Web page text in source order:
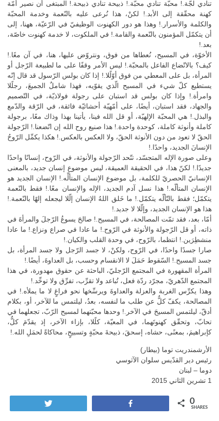
تنادي لجّة.! محبّة تنادي محبّة.! ذبيحة تنادي ذبيحة.! المبتغى أن نصير أمّة
كهنة محقّقة إلى الأبد.! لكنْ، هذا نُرعى عليه بالنّعمة وخدمة المحبّة
والكلمة والأسرار.! وهذا هو دور الكهنوت الوظيفيّ في الرّعيّة، ههنا، إلى
أن يتكمّل المؤمنون بالنّعمة والقامة.! في الملكوت، لا خدمة كهنوت خاصّة،
بعد.!
الأخوّة، في المسيح، نُعطاها من فوق، ونتروّض عليها، هنا، في آن معًا.!
كيف؟ بالاتّضاع الفاعل بالمحبّة.! ليس الأمر وقفًا على ما لطبيعة الرّجل أو
المرأة، بل على المعطي من فوق أوّلًلا.! إذا كان بولس الرّسول قد قال إنّه
يستطيع كلّ شيء في المسيح الّذي يقوّيه، فهذا شاملٌ الجميعَ، رجلًلا
وامرأة.! وإذا كان بولس قد استبان على رجولة فولاذيّة، في التّصميم
والجهاد، فقد استبان، أيضًا، على أمّهيّة أحشائيّة فائقة، في الرّقة والدّمع
والبذل.! هي المحبّة الإلهيّة، أو قل الله فينا، يأتينا بهذا وذاك معًا، برجولة
كاملة وأنوثة كاملة، كوحدة واحدة.! هذا صنيع روح الله إن اتّضعنا.! الرّجولة
الحقّ لا تعود من دون الأنوثة الحقّ، ولا العكس بالعكس.! هكذا يكمِّل الرّوحُ
الإنسانَ الجديد، واحدًا.!
وعلى صورة الإله المتجسّد، تتّحد الرّجولة والأنوثة، في الرّوح، إنسانًا واحدًا
جديدًا.! لكنّ هذا، في الحقيقة العميقة، ليس موضوع إنسان جديد، بالمعنى
الإنسانيّ الحصريّ للكلمة، بل موضوع الإنسان المتألِّه.! الإنسان الجديد هو
الإنسان المتألّه.! هذا نسل آدم الجديد، الإله والإنسان معًا.! فقط بالنّعمة
يتكمّل؛ فقط بالتّألّه يتكمّل.! ما خَلق اللهُ الإنسان إلّلا ليجعله إلهًا بالنّعمة.!
هذا هو الإنسان الجديد، وإلّلا لا جديد.!
أمّا، بعد، فقد تمّت المصالحة، في المسيح.! صالحَ يسوعُ الرّجلَ والمرأةَ في
ذاته، أو قل الرّجولة والأنوثة في الرّوح.! ما عادا في صراع ونزاع.! ما عادا
منشطِرَين.! انتظما، بالرّوح، في وحدة القلب والكيان.!
صارا جسدًا واحدًا، في الرّوح، ولكنْ، لا جسد الرّجل ولا جسد المرأة، بل
جسد المسيح.! السّقوط حَمَلَ لا الانقسام وحسب، بل العداوةَ، أيضًا.!
المرأة المقهورة في المجتمع الرّجليّ، الباحثة عن حقوق مهدورة، في هذا
المجتمع الدّهريّ، مجرّد ردّة فعل، تُباعد ولا تقرِّب، تفرِّق ولا توحِّد.!
وهذا يكرِّس الغربة والعزلة والعداوةَ ويرسِّخها نحو فراغٍ لا ما يملأه.! في
المصالحة، يكفّ كلٌّ عن طلب ما لنفسه، بعدُ، ليلتمس ما للآخر، أو، بكلام
أدقّ، ليلتمس المسيحَ في الآخر.! وحدها محبّتهما لمسيح الرّبّ، تجعلهما في
تحابّ، وتحقّق كهنوتَهما، في المعيّة، كلًلا، بإزاء الآخر، إذ يقدّمَ كلٌّ،
كإبراهيمَ، بمعنًى، حشاه، إسحقَ، ذبيحةَ محبّةٍ وتسبيحٍ، محاكاةً لحمَلِ الله.!
الأرشمندريت توما (بيطار)
رئيس دير القدّيس سلوان الآثوسي
دوما – لبنان
1 تشرين الثاني 2015
0
SHARES